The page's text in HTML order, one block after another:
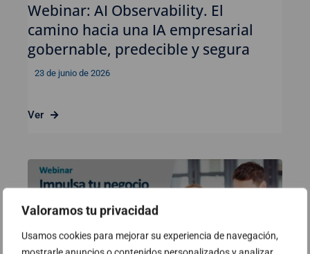
Valoramos tu privacidad
Usamos cookies para mejorar su experiencia de navegación,
Webinar: AI Observability. El
camino hacia una IA empresarial
gobernable, predecible y segura
23 de junio de 2026
Ver